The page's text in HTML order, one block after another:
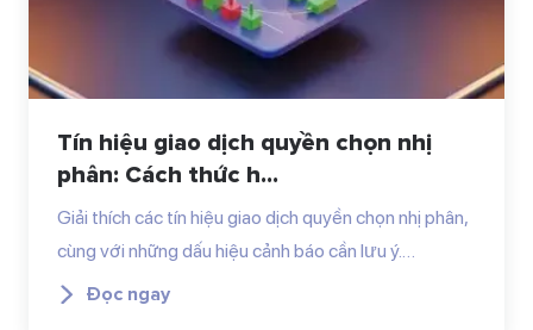
Tín hiệu giao dịch quyền chọn nhị
phân: Cách thức h...
Giải thích các tín hiệu giao dịch quyền chọn nhị phân,
cùng với những dấu hiệu cảnh báo cần lưu ý.…
Đọc ngay